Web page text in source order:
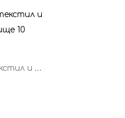
Бродиран пач за дрехи текстил и тениски - Черно чудовище 10